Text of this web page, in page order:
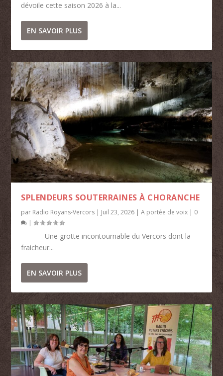
dévoile cette saison 2026 à la...
EN SAVOIR PLUS
SPLENDEURS SOUTERRAINES À CHORANCHE
par Radio Royans-Vercors | Juil 23, 2026 |A portée de voix | 0
|
Une grotte incontournable du Vercors dont la
fraicheur...
EN SAVOIR PLUS